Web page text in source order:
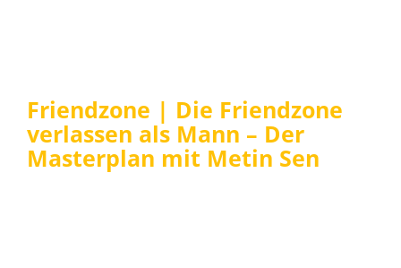
Friendzone | Die Friendzone
verlassen als Mann – Der
Masterplan mit Metin Sen